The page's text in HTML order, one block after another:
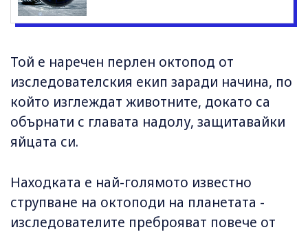
Той е наречен перлен октопод от
изследователския екип заради начина, по
който изглеждат животните, докато са
обърнати с главата надолу, защитавайки
яйцата си.
Находката е най-голямото известно
струпване на октоподи на планетата -
изследователите преброяват повече от